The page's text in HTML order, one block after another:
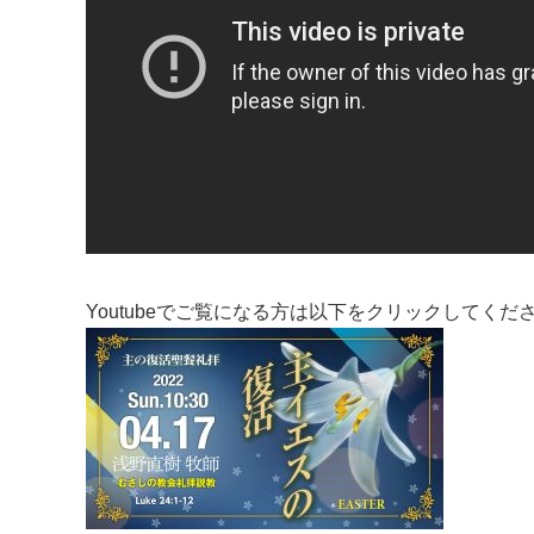
Youtubeでご覧になる方は以下をクリックしてくだ